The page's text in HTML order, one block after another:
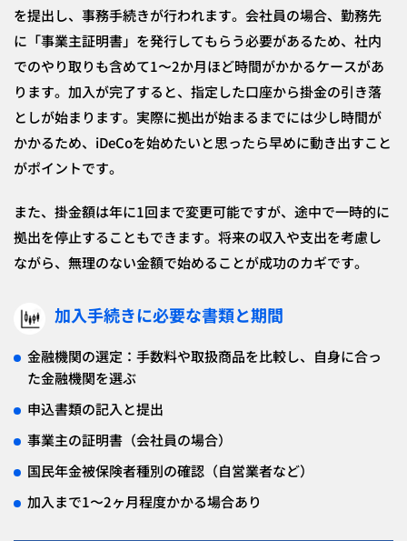
を提出し、事務手続きが行われます。会社員の場合、勤務先
に「事業主証明書」を発行してもらう必要があるため、社内
でのやり取りも含めて1〜2か月ほど時間がかかるケースがあ
ります。加入が完了すると、指定した口座から掛金の引き落
としが始まります。実際に拠出が始まるまでには少し時間が
かかるため、iDeCoを始めたいと思ったら早めに動き出すこと
がポイントです。
また、掛金額は年に1回まで変更可能ですが、途中で一時的に
拠出を停止することもできます。将来の収入や支出を考慮し
ながら、無理のない金額で始めることが成功のカギです。
加入手続きに必要な書類と期間
金融機関の選定：手数料や取扱商品を比較し、自身に合っ
た金融機関を選ぶ
申込書類の記入と提出
事業主の証明書（会社員の場合）
国民年金被保険者種別の確認（自営業者など）
加入まで1〜2ヶ月程度かかる場合あり